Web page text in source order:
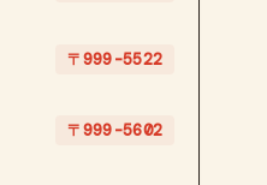
〒999-5522
〒999-5602